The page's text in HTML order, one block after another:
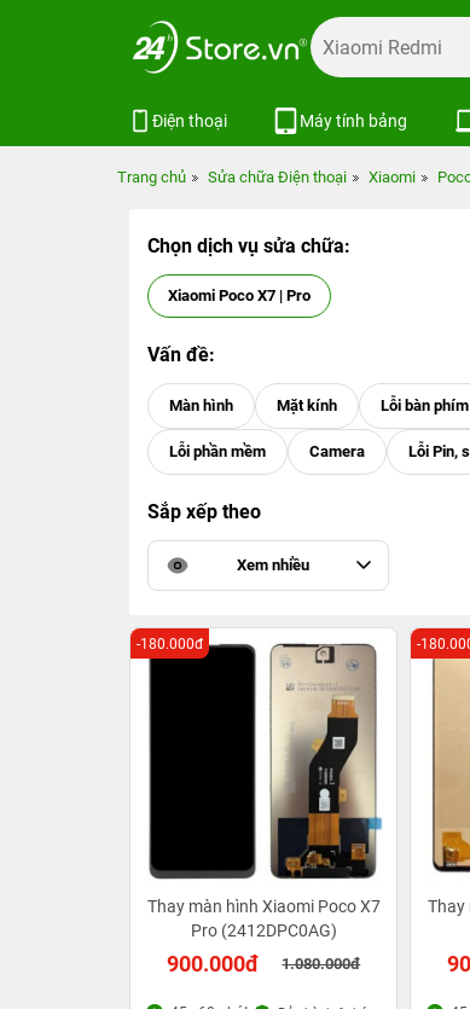
Điện thoại Máy tính bảng
Trang chủ Sửa chữa Điện thoại Xiaomi
Chọn dịch vụ sửa chữa:
Xiaomi Poco X7 | Pro
Vấn đề:
Sắp xếp theo
Xem nhiều
Thay màn hình Xiaomi Poco X7
Pro (2412DPC0AG)
900.000đ 1.080.000đ
-180.000đ
Thay
-